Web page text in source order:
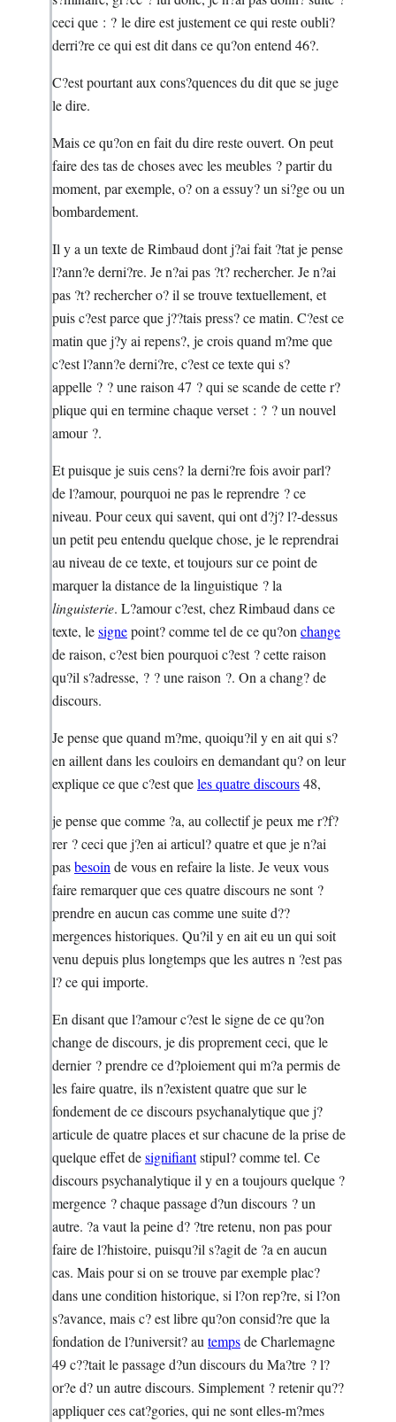
ceci que : ? le dire est justement ce qui reste oubli?
derri?re ce qui est dit dans ce qu?on entend 46?.
C?est pourtant aux cons?quences du dit que se juge
le dire.
Mais ce qu?on en fait du dire reste ouvert. On peut
faire des tas de choses avec les meubles ? partir du
moment, par exemple, o? on a essuy? un si?ge ou un
bombardement.
Il y a un texte de Rimbaud dont j?ai fait ?tat je pense
l?ann?e derni?re. Je n?ai pas ?t? rechercher. Je n?ai
pas ?t? rechercher o? il se trouve textuellement, et
puis c?est parce que j??tais press? ce matin. C?est ce
matin que j?y ai repens?, je crois quand m?me que
c?est l?ann?e derni?re, c?est ce texte qui s?
appelle ? ? une raison 47 ? qui se scande de cette r?
plique qui en termine chaque verset : ? ? un nouvel
amour ?.
Et puisque je suis cens? la derni?re fois avoir parl?
de l?amour, pourquoi ne pas le reprendre ? ce
niveau. Pour ceux qui savent, qui ont d?j? l?-dessus
un petit peu entendu quelque chose, je le reprendrai
au niveau de ce texte, et toujours sur ce point de
marquer la distance de la linguistique ? la
linguisterie. L?amour c?est, chez Rimbaud dans ce
texte, lesignepoint? comme tel de ce qu?on change
de raison, c?est bien pourquoi c?est ? cette raison
qu?il s?adresse, ? ? une raison ?. On a chang? de
discours.
Je pense que quand m?me, quoiqu?il y en ait qui s?
en aillent dans les couloirs en demandant qu? on leur
explique ce que c?est queles quatre discours48,
je pense que comme ?a, au collectif je peux me r?f?
rer ? ceci que j?en ai articul? quatre et que je n?ai
pasbesoin de vous en refaire la liste. Je veux vous
faire remarquer que ces quatre discours ne sont ?
prendre en aucun cas comme une suite d??
mergences historiques. Qu?il y en ait eu un qui soit
venu depuis plus longtemps que les autres n ?est pas
l? ce qui importe.
En disant que l?amour c?est le signe de ce qu?on
change de discours, je dis proprement ceci, que le
dernier ? prendre ce d?ploiement qui m?a permis de
les faire quatre, ils n?existent quatre que sur le
fondement de ce discours psychanalytique que j?
articule de quatre places et sur chacune de la prise de
quelque effet designifiantstipul? comme tel. Ce
discours psychanalytique il y en a toujours quelque ?
mergence ? chaque passage d?un discours ? un
autre. ?a vaut la peine d? ?tre retenu, non pas pour
faire de l?histoire, puisqu?il s?agit de ?a en aucun
cas. Mais pour si on se trouve par exemple plac?
dans une condition historique, si l?on rep?re, si l?on
s?avance, mais c? est libre qu?on consid?re que la
fondation de l?universit? au tempsde Charlemagne
49 c??tait le passage d?un discours du Ma?tre ? l?
or?e d? un autre discours. Simplement ? retenir qu??
appliquer ces cat?gories, qui ne sont elles-m?mes